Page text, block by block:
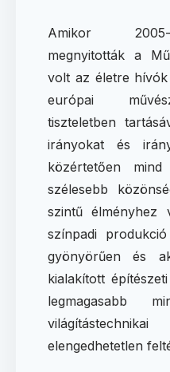
Amikor
megnyitották a
volt az életre
európai
tiszteletben
irányokat és
közértetően
szélesebb
szintű élményhez
színpadi
gyönyörűen és
kialakított
legmagasabb
elengedhetetlen